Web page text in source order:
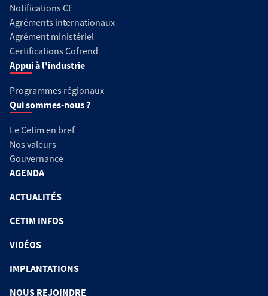
Notifications CE
Agréments internationaux
Agrément ministériel
Certifications Cofrend
Appui à l'industrie
Programmes régionaux
Qui sommes-nous ?
Le Cetim en bref
Nos valeurs
Gouvernance
AGENDA
ACTUALITÉS
CETIM INFOS
VIDÉOS
IMPLANTATIONS
NOUS REJOINDRE